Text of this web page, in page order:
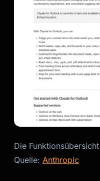
Die
Quelle: Anthropic